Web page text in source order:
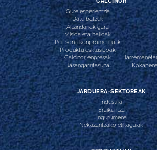
Gure esperientzia
Datu batzuk
Aitzindariak gara
Misioa eta balioak
Pertsona konprometituak
Produktu esklusiboak
Calcinor enpresak
Jasangarritasuna
JARDUERA-SEKTOREAK
Industria
Eraikuntza
Ingurumena
Nekazaritzako elikagaiak